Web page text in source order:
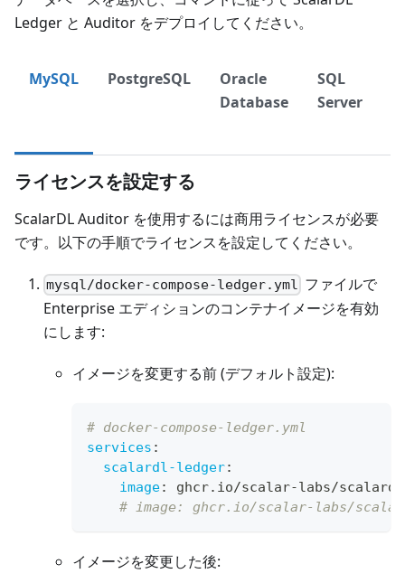
Ledger と Auditor をデプロイしてください。
MySQL PostgreSQL
Oracle
Database
SQL
Server
ライセンスを設定する
ScalarDL Auditor を使用するには商用ライセンスが必要
です。以下の手順でライセンスを設定してください。
mysql/docker-compose-ledger.yml ファイルで
Enterprise エディションのコンテナイメージを有効
にします:
イメージを変更する前 (デフォルト設定):
# docker-compose-ledger.yml
services :
scalardl-ledger:
image: ghcr.io/scalar-labs/scalardl
# image: ghcr.io/scalar-labs/
イメージを変更した後: